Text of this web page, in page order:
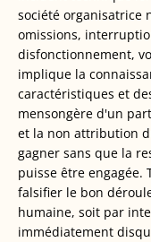
société organisatrice
omissions,
disfonctionnement,
implique la
caractéristiques et
mensongère d'un
et la non attribution
gagner sans que la
puisse être
falsifier le bon
humaine, soit par
immédiatement